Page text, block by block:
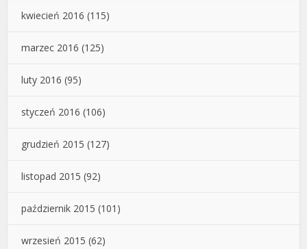
kwiecień 2016 (115)
marzec 2016 (125)
luty 2016 (95)
styczeń 2016 (106)
grudzień 2015 (127)
listopad 2015 (92)
październik 2015 (101)
wrzesień 2015 (62)